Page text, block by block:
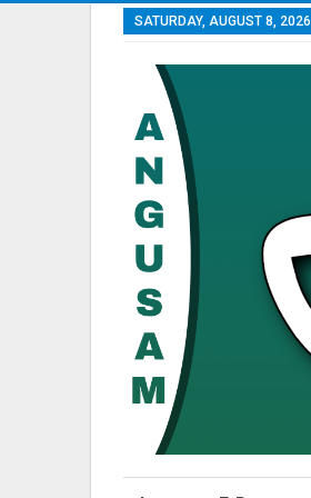
SATURDAY, AUGUST 8, 2026